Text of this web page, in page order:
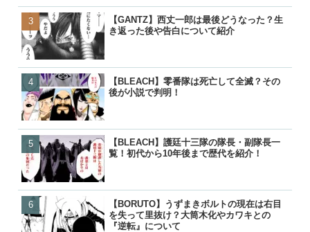
【GANTZ】西丈一郎は最後どうなった？生
き返った後や告白について紹介
【BLEACH】零番隊は死亡して全滅？その
後が小説で判明！
【BLEACH】護廷十三隊の隊長・副隊長一
覧！初代から10年後まで歴代を紹介！
【BORUTO】うずまきボルトの現在は右目
を失って里抜け？大筒木化やカワキとの
『逆転』について
【GANTZ】加藤勝が死亡し
は？弟や山咲と最後はどう
【BLEACH】零番隊は死亡
【BLEACH】護廷十三隊の
覧！初代から10年後まで歴
【BORUTO】九喇嘛（クラ
粒子モードとナルトとの別
【GANTZ】加藤勝が死亡し
は？弟や山咲と最後はどう
【BLEACH】零番隊は死亡
【BORUTO】九喇嘛（クラ
粒子モードとナルトとの別
【BLEACH】護廷十三隊の
覧！初代から10年後まで歴
【名探偵コナン】コナンの
る人物一覧！いつ知ったの
【BORUTO】九喇嘛（クラ
【呪術廻戦】五条悟が復活
経緯と宿儺との決戦はいつ
【鬼滅の刃】鬼舞辻無惨の
た？どうやって倒したのか